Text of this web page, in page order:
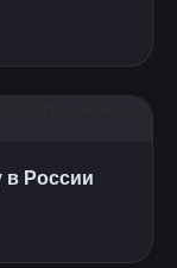
в России